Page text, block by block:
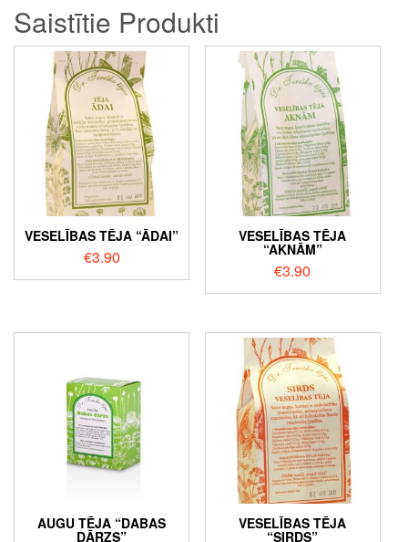
Saistītie Produkti
VESELĪBAS TĒJA “ĀDAI”
€3.90
VESELĪBAS TĒJA
“AKNĀM”
€3.90
AUGU TĒJA “DABAS
DĀRZS”
VESELĪBAS TĒJA
“SIRDS”